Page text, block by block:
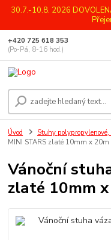
30.7.-10.8. 2026
+420 725 618 353
(Po-Pá, 8-16 hod.)
Úvod Stuhy
MINI STARS zlaté 10mm x 20m
Vánoční
zlaté 10mm